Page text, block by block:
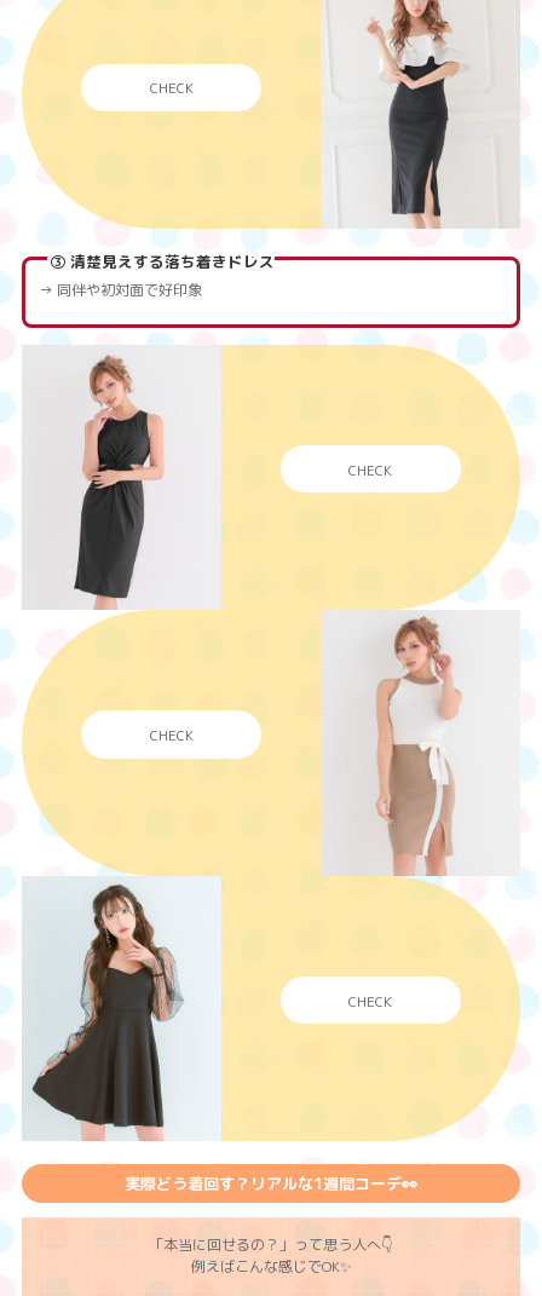
CHECK
③ 清楚見えする落ち着きドレス
→ 同伴や初対面で好印象
CHECK
CHECK
CHECK
実際どう着回す？リアルな1週間コーデ👀
「本当に回せるの？」って思う人へ👇
例えばこんな感じでOK✨